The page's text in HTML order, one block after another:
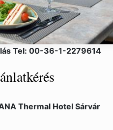
Tel: 00-36-1-2279614
Thermal Hotel Sárvár